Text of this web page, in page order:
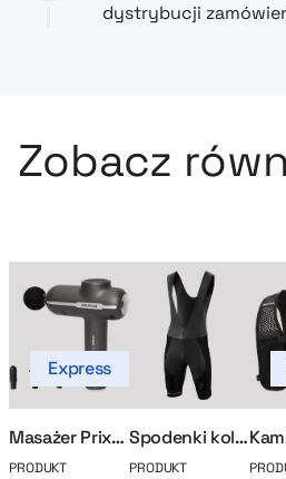
dystrybucji
Zobacz
Express
Masażer Prixton
PRODUKT
Spodenki kolarskie cadence
PRODUKT